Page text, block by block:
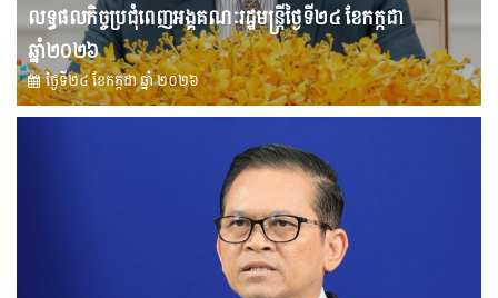
លទ្ធផលកិច្ចប្រជុំពេញអង្គគណៈរដ្ឋមន្រ្តីថ្ងៃទី២៤ ខែកក្កដា
ឆ្នាំ២០២៦
ថ្ងៃទី២៤ ខែ​កក្កដា ឆ្នាំ ២០២៦